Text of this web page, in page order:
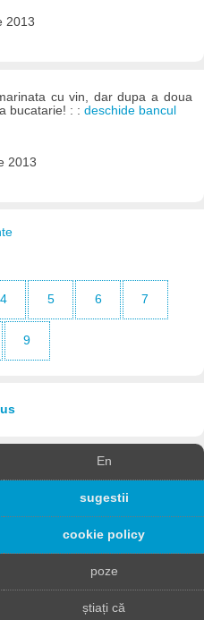
2013
cu vin, dar dupa a doua
bucatarie! : :deschide bancul
2013
4 5 6 7
9
En
sugestii
cookie policy
poze
știați că